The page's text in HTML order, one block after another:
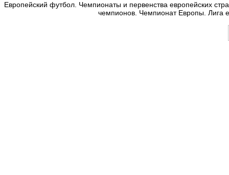
Европейский футбол. Чемпионаты и первенства европейских
чемпионов. Чемпионат Европы.